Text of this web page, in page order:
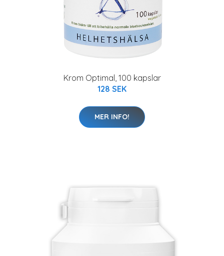
Krom Optimal, 100 kapslar
128 SEK
MER INFO!